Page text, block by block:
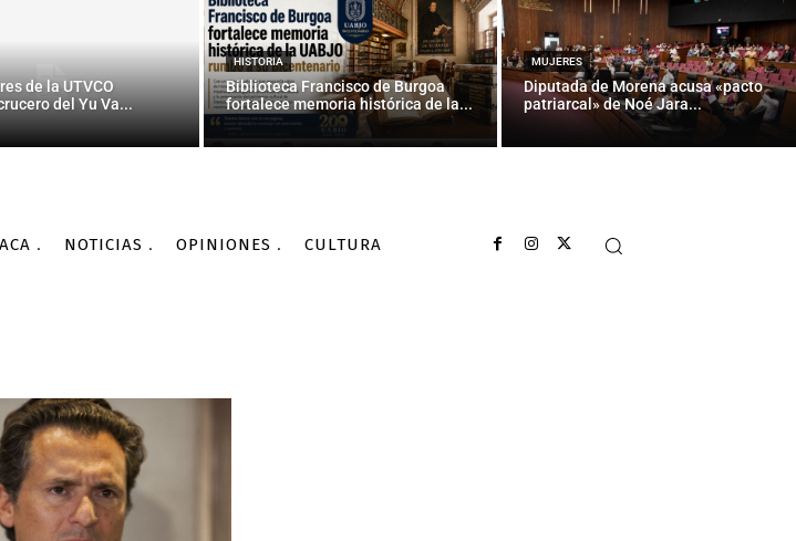
de la UTVCO
del Yu Va...
HISTORIA
Biblioteca Francisco de Burgoa
fortalece memoria histórica de la...
MUJERES
Diputada de Morena acusa «pacto
patriarcal» de Noé Jara...
NOTICIAS OPINIONES CULTURA